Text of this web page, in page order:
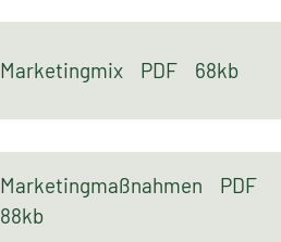
Marketingmix PDF 68kb
Marketingmaßnahmen PDF
88kb